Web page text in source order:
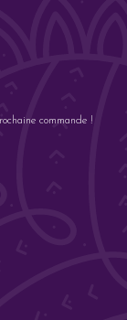
commande !